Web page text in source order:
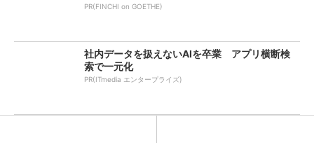
PR(FINCHI on GOETHE)
社内データを扱えないAIを卒業 アプリ横断検
索で一元化
PR(ITmedia エンタープライズ)